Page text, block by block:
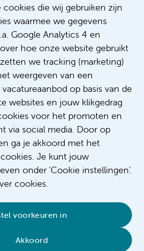
die wij gebruiken zijn
waarmee we gegevens
Google Analytics 4 en
hoe onze website gebruikt
we tracking (marketing)
weergeven van een
op basis van de
websites en jouw klikgedrag
voor het promoten en
via social media. Door op
ga je akkoord met het
Je kunt jouw
onder 'Cookie instellingen'.
cookies.
voorkeuren in
Akkoord
en Annemieke zijn
UMC in deze video
hun werk. Want met 46
valt er hier veel te
• Sitemap